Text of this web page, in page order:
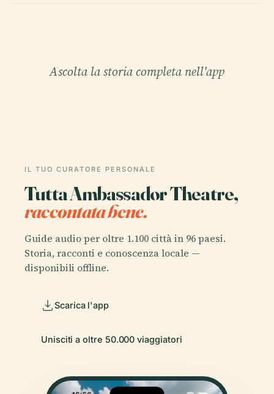
Ascolta la storia completa nell'app
IL TUO CURATORE PERSONALE
Tutta Ambassador Theatre,
raccontata bene.
Guide audio per oltre 1.100 città in 96 paesi.
Storia, racconti e conoscenza locale —
disponibili offline.
Scarica l'app
Unisciti a oltre 50.000 viaggiatori